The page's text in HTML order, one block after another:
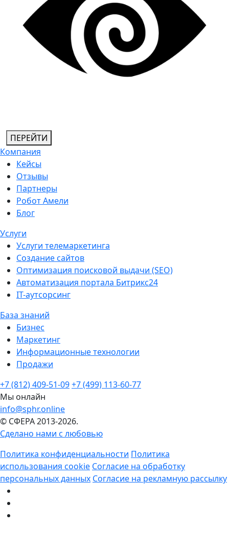
ПЕРЕЙТИ
Компания
Кейсы
Отзывы
Партнеры
Робот Амели
Блог
Услуги
Услуги телемаркетинга
Создание сайтов
Оптимизация поисковой выдачи (SEO)
Автоматизация портала Битрикс24
IT-аутсорсинг
База знаний
Бизнес
Маркетинг
Информационные технологии
Продажи
+7 (812) 409-51-09+7 (499) 113-60-77
Мы онлайн
info@sphr.online
© СФЕРА 2013-2026.
Сделано нами с любовью
Политика конфиденциальности Политика
использования cookie Согласие на обработку
персональных данных Согласие на рекламную рассылку